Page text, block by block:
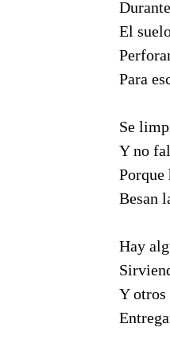
El
Para
Se
Y no
Porque
Besan
Hay
Y otros